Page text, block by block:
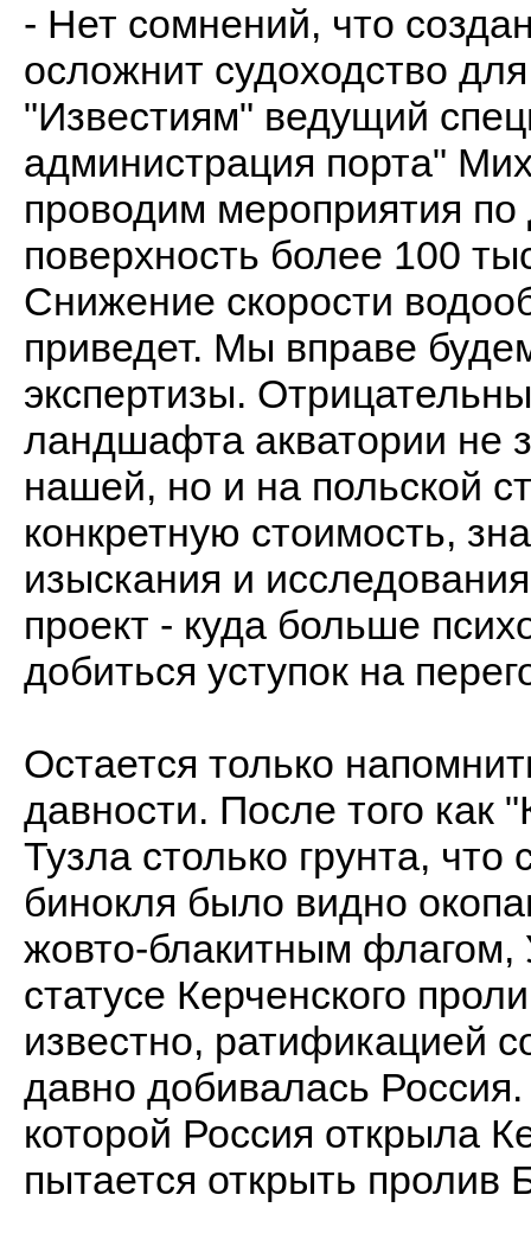
- Нет сомнений, что
осложнит судоходство
"Известиям" ведущий
администрация порта"
проводим мероприятия
поверхность более 100
Снижение скорости
приведет. Мы вправе
экспертизы.
ландшафта акватории не
нашей, но и на польской
конкретную стоимость,
изыскания и
проект - куда больше
добиться уступок на
Остается только
давности. После того как
Тузла столько грунта, что
бинокля было видно
жовто-блакитным флагом,
статусе Керченского
известно, ратификацией
давно добивалась
которой Россия открыла
пытается открыть пролив